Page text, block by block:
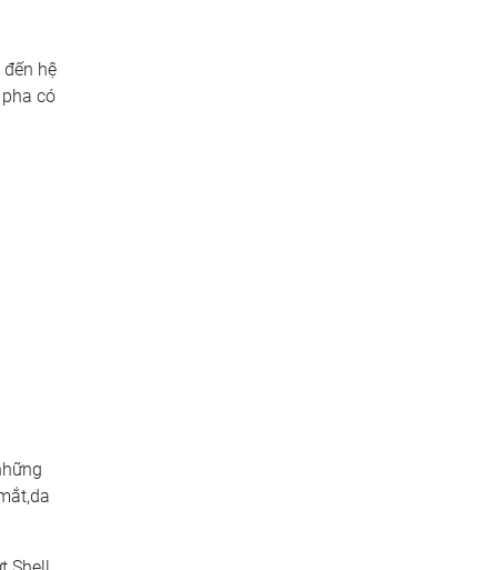
hệ
có